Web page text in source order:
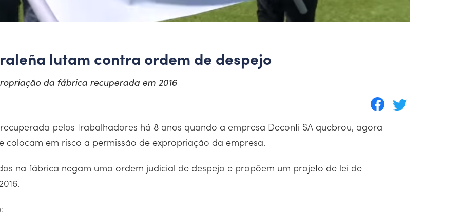
lutam contra ordem de despejo
da fábrica recuperada em 2016
pelos trabalhadores há 8 anos quando a empresa Deconti SA quebrou, agora
colocam em risco a permissão de expropriação da empresa.
na fábrica negam uma ordem judicial de despejo e propõem um projeto de lei de